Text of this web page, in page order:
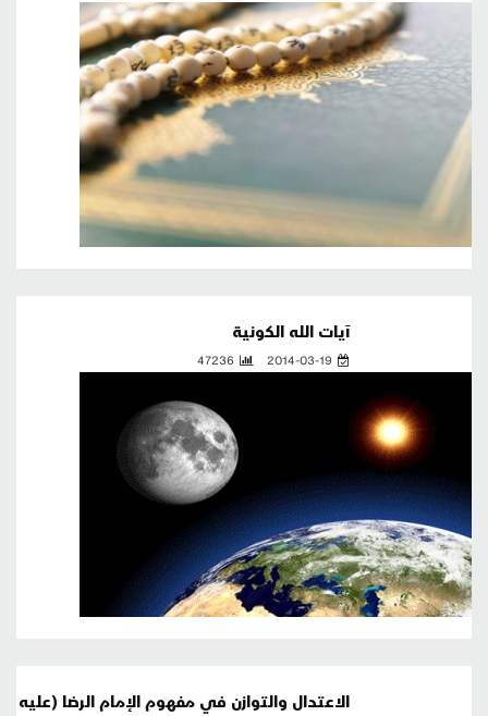
آيات الله الكونية
2014-03-19
47236
الاعتدال والتوازن في مفهوم الإمام الرضا (عليه